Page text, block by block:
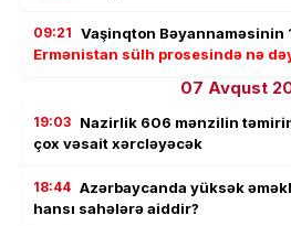
09:21 Vaşinqton Bəyannaməsinin
Ermənistan sülh prosesində nə
07 Avqust
19:03 Nazirlik 606 mənzilin
çox vəsait xərcləyəcək
18:44 Azərbaycanda yüksək
hansı sahələrə aiddir?